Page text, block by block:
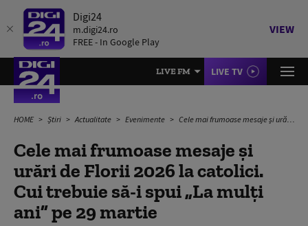
Digi24
m.digi24.ro
FREE - In Google Play
VIEW
LIVE FM LIVE TV
HOME Știri Actualitate Evenimente Cele mai frumoase mesaje și urări de Florii 2026 la catolici. Cui trebuie să-i spui „La mulți ani” pe 29 martie
Cele mai frumoase mesaje și
urări de Florii 2026 la catolici.
Cui trebuie să-i spui „La mulți
ani” pe 29 martie